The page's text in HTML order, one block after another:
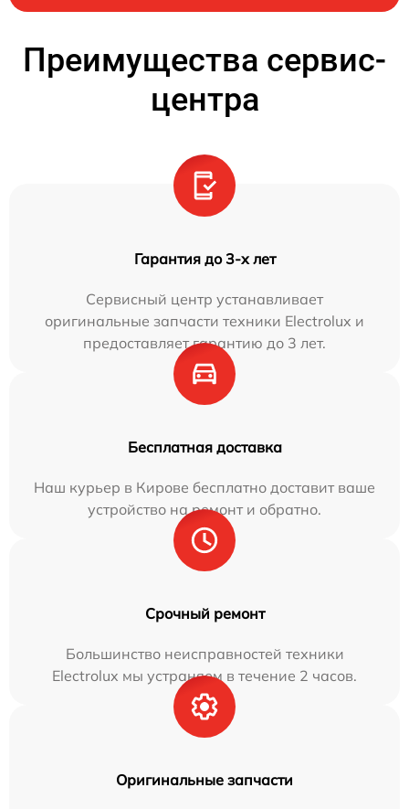
Преимущества сервис-
центра
Гарантия до 3-х лет
Сервисный центр устанавливает
оригинальные запчасти техники Electrolux и
предоставляет гарантию до 3 лет.
Бесплатная доставка
Наш курьер в Кирове бесплатно доставит ваше
устройство на ремонт и обратно.
Срочный ремонт
Большинство неисправностей техники
Electrolux мы устраняем в течение 2 часов.
Оригинальные запчасти